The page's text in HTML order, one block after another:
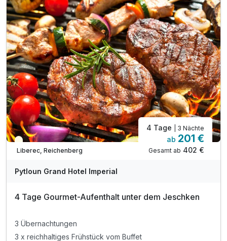
inkl. 10% Rabatt im Hotelrestaurant
inkl. kostenloses Parken auf dem Hotelparkplatz
inkl. WLAN Nutzung im Hotel
Teilweise ausgelastet
Liberec, Reichenberg
4 Tage | 3 Nächte
ab 201 €
Gesamt ab 402 €
Pytloun Grand Hotel Imperial
4 Tage Gourmet-Aufenthalt unter dem Jeschken
3 Übernachtungen
3 x reichhaltiges Frühstück vom Buffet